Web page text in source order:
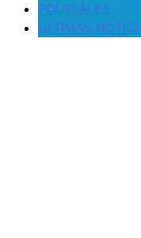
POLICIALES
ULTIMAS